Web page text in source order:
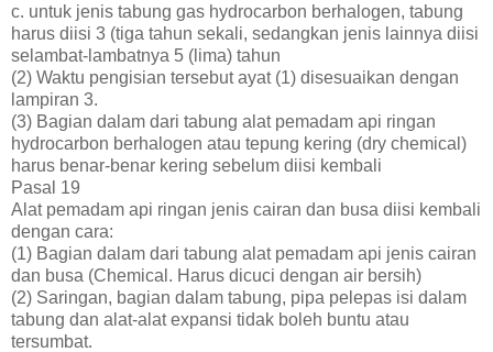
c. untuk jenis tabung gas hydrocarbon berhalogen, tabung
harus diisi 3 (tiga tahun sekali, sedangkan jenis lainnya diisi
selambat-lambatnya 5 (lima) tahun
(2) Waktu pengisian tersebut ayat (1) disesuaikan dengan
lampiran 3.
(3) Bagian dalam dari tabung alat pemadam api ringan
hydrocarbon berhalogen atau tepung kering (dry chemical)
harus benar-benar kering sebelum diisi kembali
Pasal 19
Alat pemadam api ringan jenis cairan dan busa diisi kembali
dengan cara:
(1) Bagian dalam dari tabung alat pemadam api jenis cairan
dan busa (Chemical. Harus dicuci dengan air bersih)
(2) Saringan, bagian dalam tabung, pipa pelepas isi dalam
tabung dan alat-alat expansi tidak boleh buntu atau
tersumbat.